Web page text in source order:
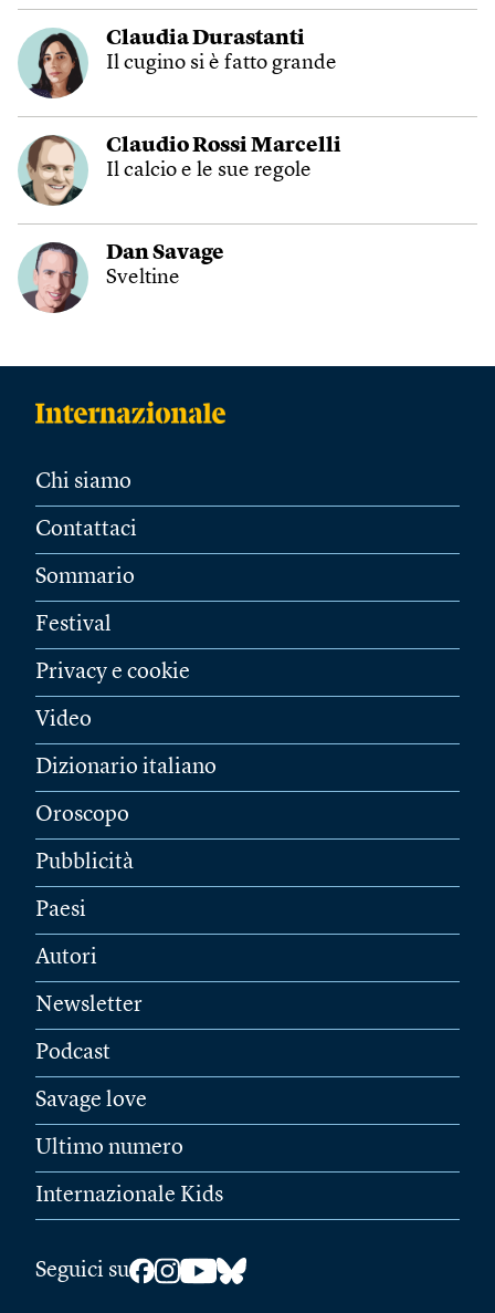
Claudia Durastanti
Il cugino si è fatto grande
Claudio Rossi Marcelli
Il calcio e le sue regole
Dan Savage
Sveltine
Chi siamo
Contattaci
Sommario
Festival
Privacy e cookie
Video
Dizionario italiano
Oroscopo
Pubblicità
Paesi
Autori
Newsletter
Podcast
Savage love
Ultimo numero
Internazionale Kids
Seguici su